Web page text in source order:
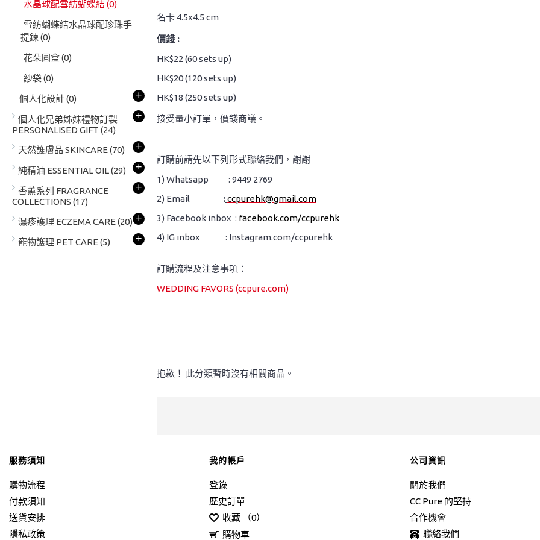
水晶球配雪紡蝴蝶結(0)
雪紡蝴蝶結水晶球配珍珠手
提鍊 (0)
花朵圓盒(0)
紗袋(0)
個人化設計(0) +
個人化兄弟姊妹禮物訂製
PERSONALISED GIFT (24)
+
天然護膚品 SKINCARE (70) +
純精油 ESSENTIAL OIL(29) +
香薰系列 FRAGRANCE
COLLECTIONS (17)
+
濕疹護理 ECZEMA CARE (20) +
寵物護理 PET CARE (5) +
名卡 4.5x4.5 cm
價錢 :
HK$22 (60 sets up)
HK$20 (120 sets up)
HK$18 (250 sets up)
接受量小訂單，價錢商議。
訂購前請先以下列形式聯絡我們，謝謝
1) Whatsapp : 9449 2769
2) Email
:ccpurehk@gmail.com
3) Facebook inbox : facebook.com/ccpurehk
4) IG inbox : Instagram.com/ccpurehk
訂購流程及注意事項：
WEDDING FAVORS (ccpure.com)
抱歉！ 此分類暫時沒有相關商品。
服務須知
購物流程
付款須知
送貨安排
隱私政策
我的帳戶
登錄
歷史訂單
收藏 （0）
購物車
公司資訊
關於我們
CC Pure 的堅持
合作機會
聯絡我們